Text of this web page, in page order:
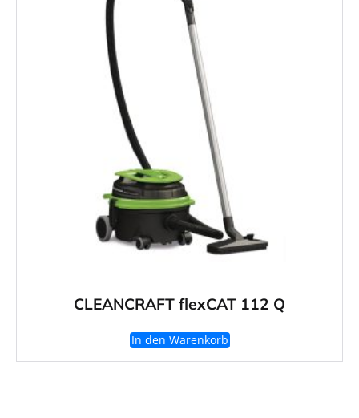
CLEANCRAFT flexCAT 112 Q
In den Warenkorb